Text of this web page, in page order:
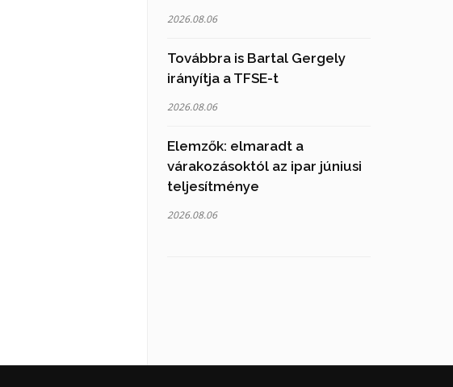
2026.08.06
Továbbra is Bartal Gergely
irányítja a TFSE-t
2026.08.06
Elemzők: elmaradt a
várakozásoktól az ipar júniusi
teljesítménye
2026.08.06